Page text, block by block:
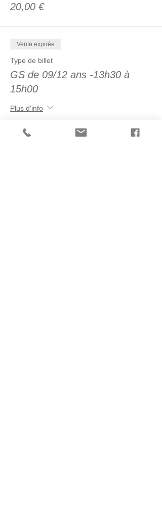
20,00 €
Vente expirée
Type de billet
GS de 09/12 ans -13h30 à
15h00
Plus d'info